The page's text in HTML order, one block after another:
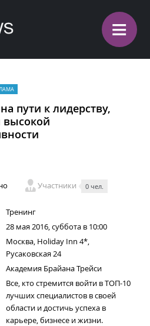
≡
пути к лидерству,
высокой
Участники 0 чел.
Тренинг
28 мая 2016, суббота в 10:00
Москва, Holiday Inn 4*,
Русаковская 24
Академия Брайана Трейси
Все, кто стремится войти в ТОП-10
лучших специалистов в своей
области и достичь успеха в
карьере, бизнесе и жизни.